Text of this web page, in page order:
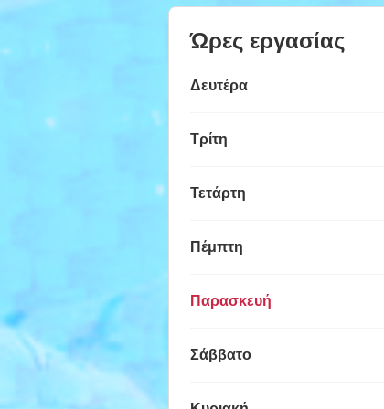
Ώρες εργασίας
Δευτέρα
Τρίτη
Τετάρτη
Πέμπτη
Παρασκευή
Σάββατο